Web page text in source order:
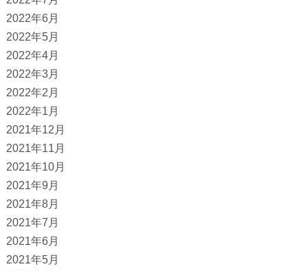
2022年6月
2022年5月
2022年4月
2022年3月
2022年2月
2022年1月
2021年12月
2021年11月
2021年10月
2021年9月
2021年8月
2021年7月
2021年6月
2021年5月